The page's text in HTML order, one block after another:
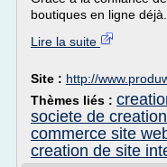
boutiques en ligne déjà...
Lire la suite
Site : http://
Thèmes liés :
societe de
commerce site
creation de site